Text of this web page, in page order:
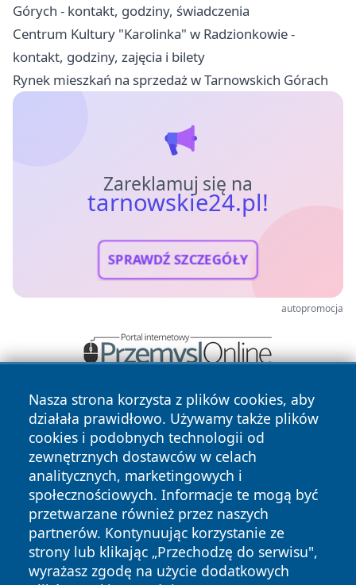
Górych - kontakt, godziny, świadczenia
Centrum Kultury "Karolinka" w Radzionkowie -
kontakt, godziny, zajęcia i bilety
Rynek mieszkań na sprzedaż w Tarnowskich Górach
Zareklamuj się na
tarnowskie24.pl!
SPRAWDŹ SZCZEGÓŁY
autopromocja
Nasza strona korzysta z plików cookies, aby
działała prawidłowo. Używamy także plików
cookies i podobnych technologii od
zewnętrznych dostawców w celach
analitycznych, marketingowych i
społecznościowych. Informacje te mogą być
przetwarzane również przez naszych
partnerów. Kontynuując korzystanie ze
strony lub klikając „Przechodzę do serwisu",
wyrażasz zgodę na użycie dodatkowych
Copyright © 2026 tarnowskie24.pl Wszystkie prawa
zastrzeżone.
News Autorzy
Polityka
Polityka